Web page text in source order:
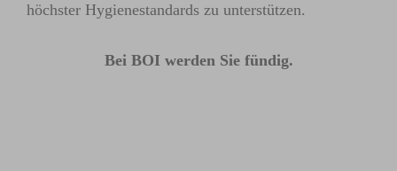
höchster Hygienestandards zu unterstützen.
Bei BOI werden Sie fündig.